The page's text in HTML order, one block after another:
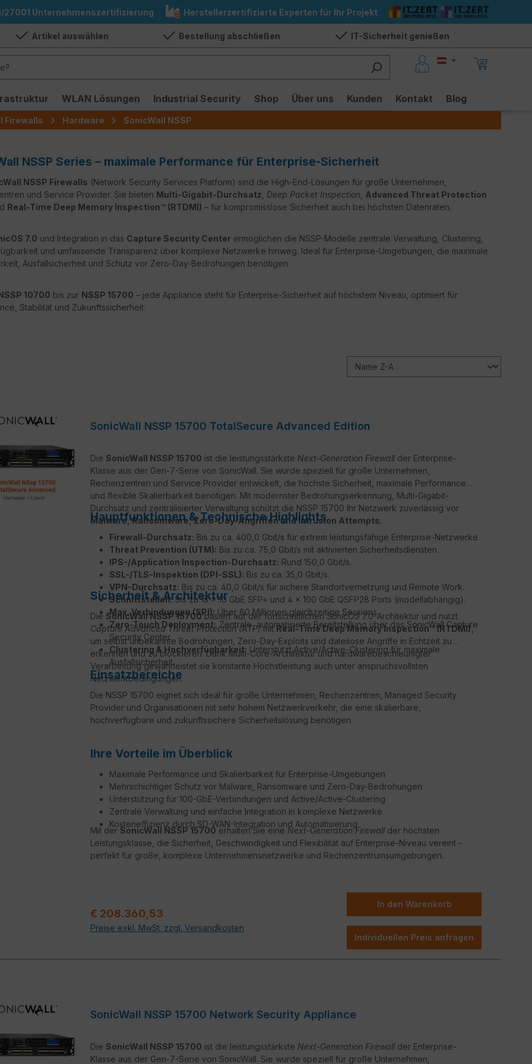
27001 Unternehmenszertifizierung Herstellerzertifizierte Experten für Ihr Projekt
Artikel auswählen Bestellung abschließen IT-Sicherheit genießen
WLAN Lösungen Industrial Security Shop Über uns Kunden Kontakt Blog
Firewalls Hardware SonicWall NSSP
NSSP Series – maximale Performance für Enterprise-Sicherheit
NSSP Firewalls (Network Security Services Platform) sind die High-End-Lösungen für große Unternehmen,
und Service Provider. Sie bieten Multi-Gigabit-Durchsatz Deep Packet Inspection Advanced Threat Protection
Real-Time Deep Memory Inspection™ (RTDMI) – für kompromisslose Sicherheit auch bei höchsten Datenraten.
7.0 und Integration in das Capture Security Center ermöglichen die NSSP-Modelle zentrale Verwaltung, Clustering,
und umfassende Transparenz über komplexe Netzwerke hinweg. Ideal für Enterprise-Umgebungen, die maximale
Ausfallsicherheit und Schutz vor Zero-Day-Bedrohungen benötigen.
10700 bis zur NSSP 15700 – jede Appliance steht für Enterprise-Sicherheit auf höchstem Niveau, optimiert für
Stabilität und Zukunftssicherheit.
SonicWall NSSP 15700 TotalSecure Advanced Edition
Die SonicWall NSSP 15700 ist die leistungsstärkste Next-Generation Firewall der Enterprise-
Klasse aus der Gen-7-Serie von SonicWall. Sie wurde speziell für große Unternehmen,
Rechenzentren und Service Provider entwickelt, die höchste Sicherheit, maximale Performance
und flexible Skalierbarkeit benötigen. Mit modernster Bedrohungserkennung, Multi-Gigabit-
Durchsatz und zentralisierter Verwaltung schützt die NSSP 15700 Ihr Netzwerk zuverlässig vor
Malware, Ransomware, Zero-Day-Angriffen und Intrusion Attempts.
Hauptfunktionen & Technische Highlights
Firewall-Durchsatz: Bis zu ca. 400,0 Gbit/s für extrem leistungsfähige Enterprise-Netzwerke.
Threat Prevention (UTM): Bis zu ca. 75,0 Gbit/s mit aktivierten Sicherheitsdiensten.
IPS-/Application Inspection-Durchsatz: Rund 150,0 Gbit/s.
SSL-/TLS-Inspektion (DPI-SSL): Bis zu ca. 35,0 Gbit/s.
VPN-Durchsatz: Bis zu ca. 40,0 Gbit/s für sichere Standortvernetzung und Remote Work.
Schnittstellen:Bis zu 16 × 10 GbE SFP+ und 4 × 100 GbE QSFP28 Ports (modellabhängig).
Max. Verbindungen (SPI): Über 80 Millionen gleichzeitige Sessions.
Zero-Touch Deployment: Zentrale, automatisierte Bereitstellung über das SonicWall Capture
Security Center.
Clustering & Hochverfügbarkeit: Unterstützt Active/Active-Clustering für maximale
Ausfallsicherheit.
Sicherheit & Architektur
Die SonicWall NSSP 15700basiert auf der fortschrittlichenSonicOS 7.0-Architektur und nutzt
Capture Advanced Threat Protection (ATP)mit Real-Time Deep Memory Inspection™ (RTDMI) ,
um selbst unbekannte Bedrohungen, Zero-Day-Exploits und dateilose Angriffe in Echtzeit zu
erkennen und zu blockieren. Dank Multi-Core-Architektur und hardwarebeschleunigter
Verarbeitung gewährleistet sie konstante Höchstleistung auch unter anspruchsvollsten
Netzwerkbedingungen.
Einsatzbereiche
Die NSSP 15700 eignet sich ideal für große Unternehmen, Rechenzentren, Managed Security
Provider und Organisationen mit sehr hohem Netzwerkverkehr, die eine skalierbare,
hochverfügbare und zukunftssichere Sicherheitslösung benötigen.
Ihre Vorteile im Überblick
Maximale Performance und Skalierbarkeit für Enterprise-Umgebungen
Mehrschichtiger Schutz vor Malware, Ransomware und Zero-Day-Bedrohungen
Unterstützung für 100-GbE-Verbindungen und Active/Active-Clustering
Zentrale Verwaltung und einfache Integration in komplexe Netzwerke
Kosteneffizienz durch SD-WAN-Integration und Automatisierung
Mit der SonicWall NSSP 15700erhalten Sie eineNext-Generation Firewall der höchsten
Leistungsklasse, die Sicherheit, Geschwindigkeit und Flexibilität auf Enterprise-Niveau vereint –
perfekt für große, komplexe Unternehmensnetzwerke und Rechenzentrumsumgebungen.
Verkaufspreis:
€ 208.360,53
Preise exkl. MwSt. zzgl. Versandkosten
In den Warenkorb
Individuellen Preis anfragen
SonicWall NSSP 15700 Network Security Appliance
Die SonicWall NSSP 15700 ist die leistungsstärkste Next-Generation Firewall der Enterprise-
Klasse aus der Gen-7-Serie von SonicWall. Sie wurde speziell für große Unternehmen,